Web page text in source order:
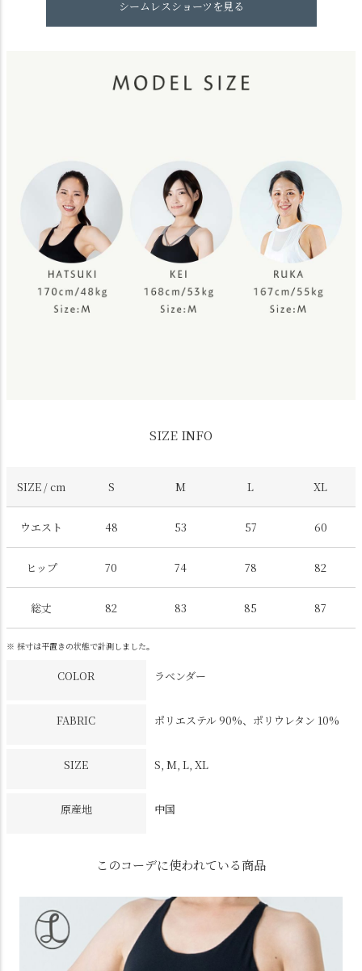
シームレスショーツを見る
SIZE INFO
SIZE / cm S M L XL
ウエスト 48 53 57 60
ヒップ 70 74 78 82
総丈 82 83 85 87
※ 採寸は平置きの状態で計測しました。
COLOR ラベンダー
FABRIC ポリエステル 90%、ポリウレタン 10%
SIZE S, M, L, XL
原産地 中国
このコーデに使われている商品